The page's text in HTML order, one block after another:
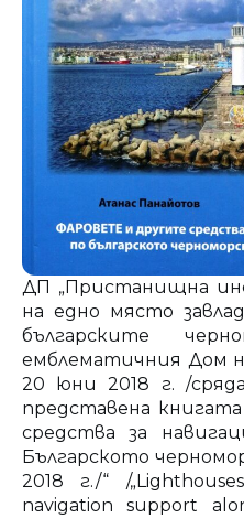
ДП „Пристанищна
на едно място
българските
емблематичния Дом
20 юни 2018 г. /
представена
средства за
Българското
2018 г./“ /
navigation support